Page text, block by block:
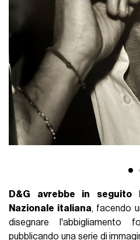
D&G avrebbe in seguito
Nazionale italiana, facendo
disegnare l'abbigliamento
pubblicando una serie di